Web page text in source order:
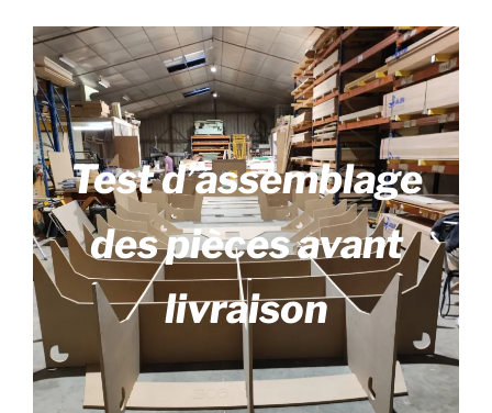
Test d’assemblage
des pièces avant
livraison